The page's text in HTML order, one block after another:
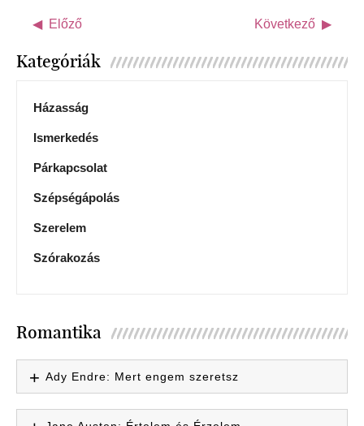
Előző Következő
Kategóriák
Házasság
Ismerkedés
Párkapcsolat
Szépségápolás
Szerelem
Szórakozás
Romantika
Ady Endre: Mert engem szeretsz